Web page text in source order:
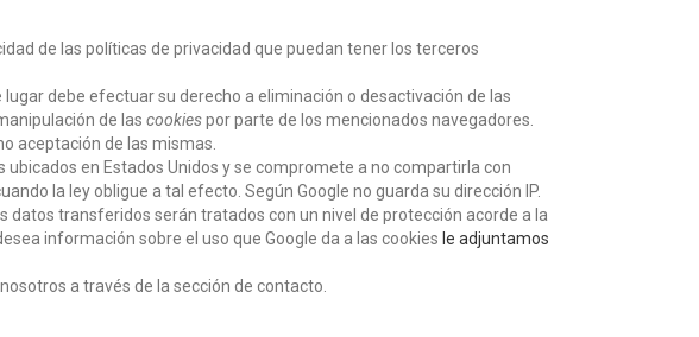
de las políticas de privacidad que puedan tener los terceros
lugar debe efectuar su derecho a eliminación o desactivación de las
de las cookiespor parte de los mencionados navegadores.
aceptación de las mismas.
ubicados en Estados Unidos y se compromete a no compartirla con
la ley obligue a tal efecto. Según Google no guarda su dirección IP.
datos transferidos serán tratados con un nivel de protección acorde a la
desea información sobre el uso que Google da a las cookies le adjuntamos
a través de la sección de contacto.